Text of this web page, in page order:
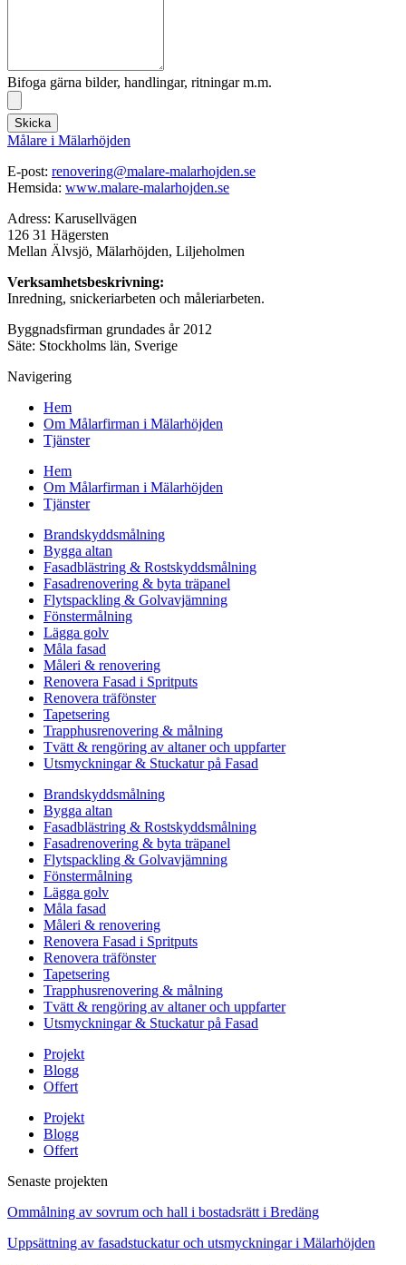
Bifoga gärna bilder, handlingar, ritningar m.m.
Skicka
Målare i Mälarhöjden
E-post: renovering@malare-malarhojden.se
Hemsida: www.malare-malarhojden.se
Adress: Karusellvägen
126 31 Hägersten
Mellan Älvsjö, Mälarhöjden, Liljeholmen
Verksamhetsbeskrivning:
Inredning, snickeriarbeten och måleriarbeten.
Byggnadsfirman grundades år 2012
Säte: Stockholms län, Sverige
Navigering
Hem
Om Målarfirman i Mälarhöjden
Tjänster
Hem
Om Målarfirman i Mälarhöjden
Tjänster
Brandskyddsmålning
Bygga altan
Fasadblästring & Rostskyddsmålning
Fasadrenovering & byta träpanel
Flytspackling & Golvavjämning
Fönstermålning
Lägga golv
Måla fasad
Måleri & renovering
Renovera Fasad i Spritputs
Renovera träfönster
Tapetsering
Trapphusrenovering & målning
Tvätt & rengöring av altaner och uppfarter
Utsmyckningar & Stuckatur på Fasad
Brandskyddsmålning
Bygga altan
Fasadblästring & Rostskyddsmålning
Fasadrenovering & byta träpanel
Flytspackling & Golvavjämning
Fönstermålning
Lägga golv
Måla fasad
Måleri & renovering
Renovera Fasad i Spritputs
Renovera träfönster
Tapetsering
Trapphusrenovering & målning
Tvätt & rengöring av altaner och uppfarter
Utsmyckningar & Stuckatur på Fasad
Projekt
Blogg
Offert
Projekt
Blogg
Offert
Senaste projekten
Ommålning av sovrum och hall i bostadsrätt i Bredäng
Uppsättning av fasadstuckatur och utsmyckningar i Mälarhöjden